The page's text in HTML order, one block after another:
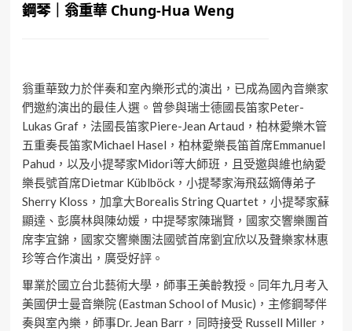
鋼琴｜翁重華 Chung-Hua Weng
翁重華致力於伴奏和室內樂形式的演出，已成為國內音樂家
們邀約演出的最佳人選。曾參與瑞士德國長笛家Peter-
Lukas Graf，法國長笛家Piere-Jean Artaud，柏林愛樂木管
五重奏長笛家Michael Hasel，柏林愛樂長笛首席Emmanuel
Pahud，以及小提琴家Midori等大師班，且受邀與維也納愛
樂長號首席Dietmar Küblböck，小提琴家海飛茲嫡傳弟子
Sherry Kloss，加拿大Borealis String Quartet，小提琴家蘇
顯達、彭廣林與陳幼媛，中提琴家陳瑞賢，國家交響樂團首
席李宜錦，國家交響樂團法國號首席劉宜欣以及聲樂家林惠
珍等合作演出，廣受好評。
畢業於國立台北藝術大學，師事王美齡教授。同年九月考入
美國伊士曼音樂院 (Eastman School of Music)，主修鋼琴伴
奏與室內樂，師事Dr. Jean Barr，同時接受 Russell Miller，